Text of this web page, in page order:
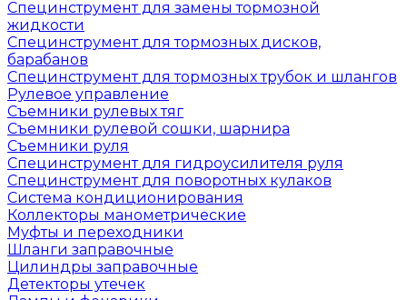
Специнструмент для замены тормозной
жидкости
Специнструмент для тормозных дисков,
барабанов
Специнструмент для тормозных трубок и шлангов
Рулевое управление
Съемники рулевых тяг
Съемники рулевой сошки, шарнира
Съемники руля
Специнструмент для гидроусилителя руля
Специнструмент для поворотных кулаков
Система кондиционирования
Коллекторы манометрические
Муфты и переходники
Шланги заправочные
Цилиндры заправочные
Детекторы утечек